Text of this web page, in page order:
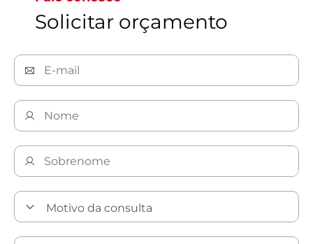
Solicitar orçamento